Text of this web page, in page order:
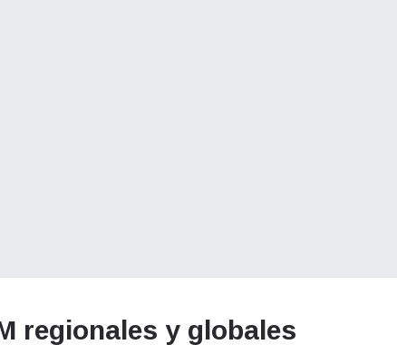
regionales y globales